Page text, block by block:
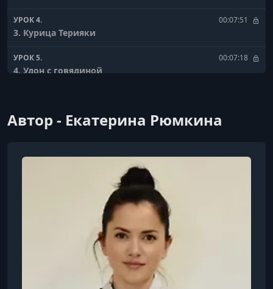
УРОК 4. 00:07:51
3. Курица Терияки
УРОК 5. 00:07:18
4. Удон с говядиной
Ответы на вопросы
9. Жареная курица Карааге
Автор - Екатерина Рюмкина